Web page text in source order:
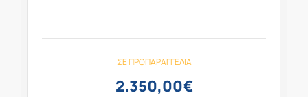
ΣΕ ΠΡΟΠΑΡΑΓΓΕΛΊΑ
2.350,00€